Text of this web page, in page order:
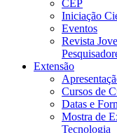
CEP
Iniciação
Eventos
Revista
Extensão
Cursos de
Datas e
Mostra de
Tecnologia